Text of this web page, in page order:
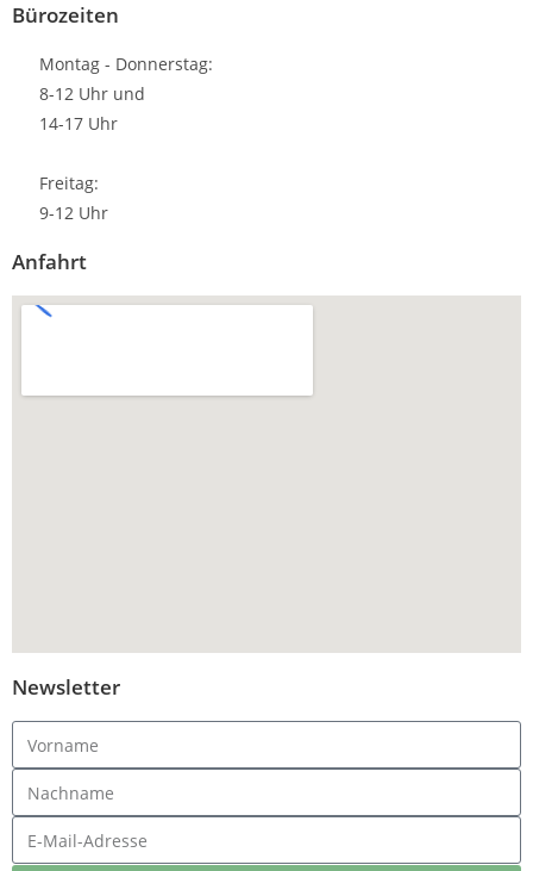
Bürozeiten
Montag - Donnerstag:
8-12 Uhr und
14-17 Uhr
Freitag:
9-12 Uhr
Anfahrt
Newsletter